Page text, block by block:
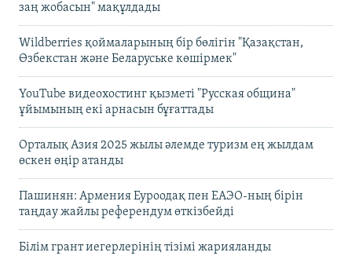
заң жобасын" мақұлдады
Wildberries қоймаларының бір бөлігін "Қазақстан,
Өзбекстан және Беларуське көшірмек"
YouTube видеохостинг қызметі "Русская община"
ұйымының екі арнасын бұғаттады
Орталық Азия 2025 жылы әлемде туризм ең жылдам
өскен өңір атанды
Пашинян: Армения Еуроодақ пен ЕАЭО-ның бірін
таңдау жайлы референдум өткізбейді
Білім грант иегерлерінің тізімі жарияланды